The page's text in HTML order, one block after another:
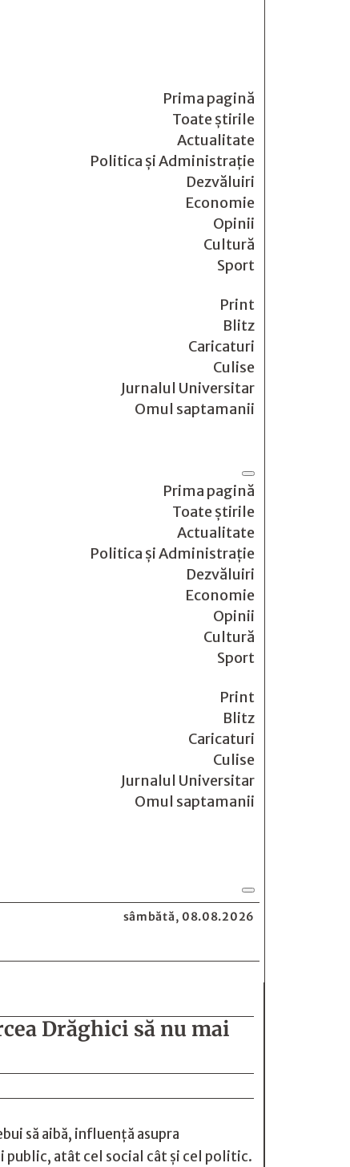
Prima pagină
Toate știrile
Actualitate
Politica și Administrație
Dezvăluiri
Economie
Opinii
Cultură
Sport
Print
Blitz
Caricaturi
Culise
Jurnalul Universitar
Omul saptamanii
Prima pagină
Toate știrile
Actualitate
Politica și Administrație
Dezvăluiri
Economie
Opinii
Cultură
Sport
Print
Blitz
Caricaturi
Culise
Jurnalul Universitar
Omul saptamanii
sâmbătă, 08.08.2026
Drăghici să nu mai
să aibă, influență asupra
atât cel social cât și cel politic.